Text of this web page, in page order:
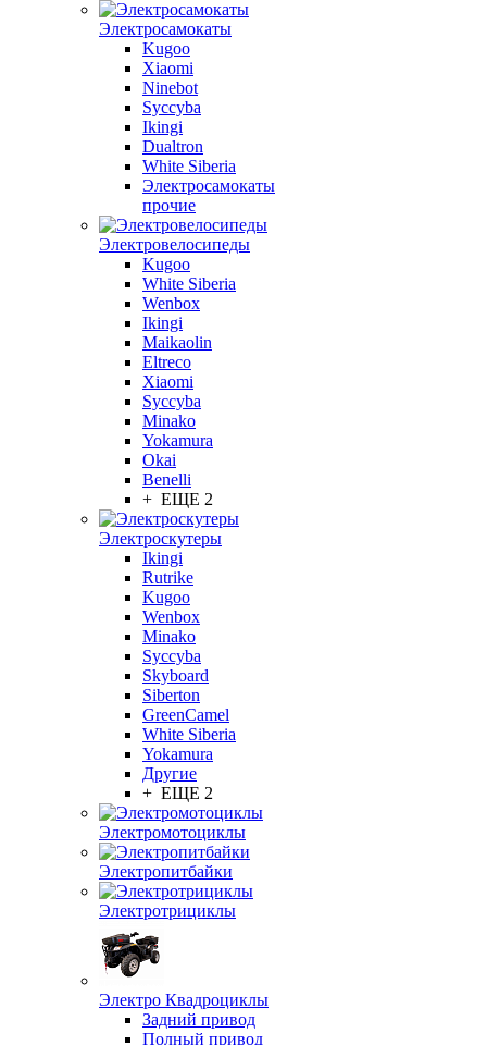
Электросамокаты
Kugoo
Xiaomi
Ninebot
Syccyba
Ikingi
Dualtron
White Siberia
Электросамокаты
прочие
Электровелосипеды
Kugoo
White Siberia
Wenbox
Ikingi
Maikaolin
Eltreco
Xiaomi
Syccyba
Minako
Yokamura
Okai
Benelli
+ ЕЩЕ 2
Электроскутеры
Ikingi
Rutrike
Kugoo
Wenbox
Minako
Syccyba
Skyboard
Siberton
GreenCamel
White Siberia
Yokamura
Другие
+ ЕЩЕ 2
Электромотоциклы
Электропитбайки
Электротрициклы
Электро Квадроциклы
Задний привод
Полный привод